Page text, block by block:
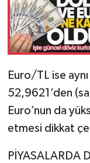
Euro/TL ise
52,9621’den
Euro’nun da
etmesi dikkat
PİYASALARDA